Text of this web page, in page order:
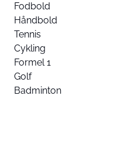
Fodbold
Håndbold
Tennis
Cykling
Formel 1
Golf
Badminton